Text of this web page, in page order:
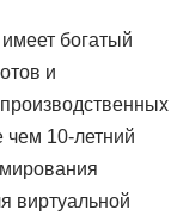
богатый
и
чем 10-летний
виртуальной